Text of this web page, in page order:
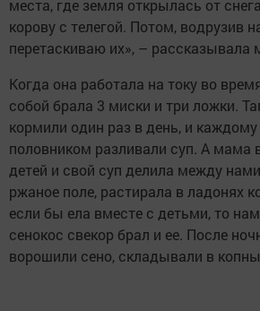
места, где земля открылась от
корову с телегой. Потом, водрузив
перетаскиваю их», – рассказывала
Когда она работала на току во
собой брала 3 миски и три ложки.
кормили один раз в день, и
половником разливали суп. А мама
детей и свой суп делила между
ржаное поле, растирала в ладонях
если бы ела вместе с детьми, то
сенокос свекор брал и ее. После
ворошили сено, складывали в